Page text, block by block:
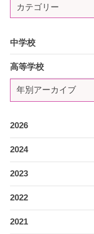
カテゴリー
中学校
高等学校
年別アーカイブ
2026
2024
2023
2022
2021